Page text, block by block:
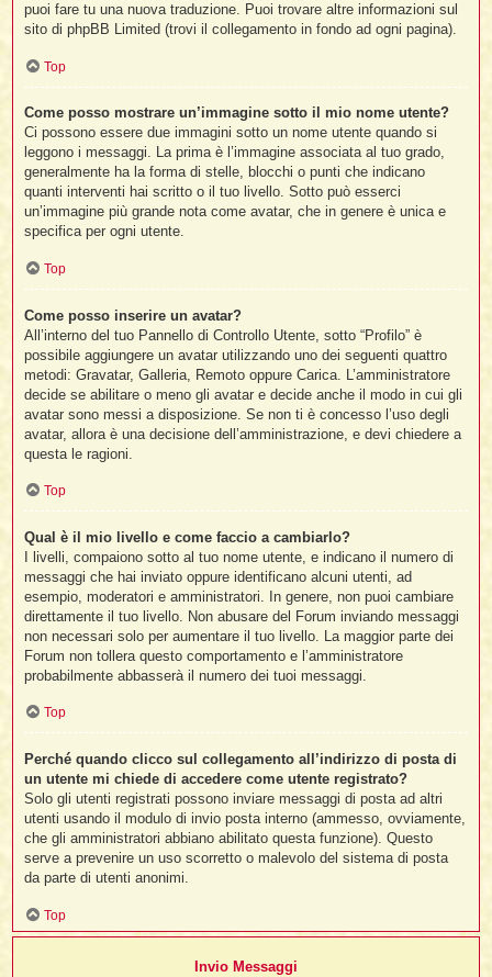
puoi fare tu una nuova traduzione. Puoi trovare altre informazioni sul
sito di phpBB Limited (trovi il collegamento in fondo ad ogni pagina).
Top
Come posso mostrare un’immagine sotto il mio nome utente?
Ci possono essere due immagini sotto un nome utente quando si
leggono i messaggi. La prima è l’immagine associata al tuo grado,
generalmente ha la forma di stelle, blocchi o punti che indicano
quanti interventi hai scritto o il tuo livello. Sotto può esserci
un’immagine più grande nota come avatar, che in genere è unica e
specifica per ogni utente.
Top
Come posso inserire un avatar?
All’interno del tuo Pannello di Controllo Utente, sotto “Profilo” è
possibile aggiungere un avatar utilizzando uno dei seguenti quattro
metodi: Gravatar, Galleria, Remoto oppure Carica. L’amministratore
decide se abilitare o meno gli avatar e decide anche il modo in cui gli
avatar sono messi a disposizione. Se non ti è concesso l’uso degli
avatar, allora è una decisione dell’amministrazione, e devi chiedere a
questa le ragioni.
Top
Qual è il mio livello e come faccio a cambiarlo?
I livelli, compaiono sotto al tuo nome utente, e indicano il numero di
messaggi che hai inviato oppure identificano alcuni utenti, ad
esempio, moderatori e amministratori. In genere, non puoi cambiare
direttamente il tuo livello. Non abusare del Forum inviando messaggi
non necessari solo per aumentare il tuo livello. La maggior parte dei
Forum non tollera questo comportamento e l’amministratore
probabilmente abbasserà il numero dei tuoi messaggi.
Top
Perché quando clicco sul collegamento all’indirizzo di posta di
un utente mi chiede di accedere come utente registrato?
Solo gli utenti registrati possono inviare messaggi di posta ad altri
utenti usando il modulo di invio posta interno (ammesso, ovviamente,
che gli amministratori abbiano abilitato questa funzione). Questo
serve a prevenire un uso scorretto o malevolo del sistema di posta
da parte di utenti anonimi.
Top
Invio Messaggi